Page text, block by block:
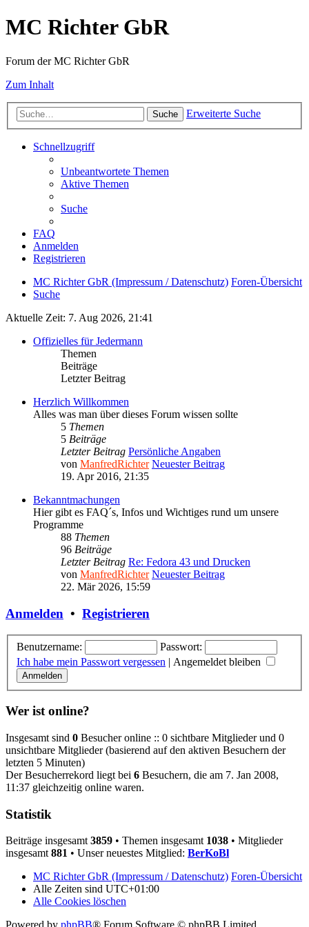
MC Richter GbR
Forum der MC Richter GbR
Zum Inhalt
Suche Erweiterte Suche
Schnellzugriff
Unbeantwortete Themen
Aktive Themen
Suche
FAQ
Anmelden
Registrieren
MC Richter GbR (Impressum / Datenschutz) Foren-Übersicht
Suche
Aktuelle Zeit: 7. Aug 2026, 21:41
Offizielles für Jedermann
Themen
Beiträge
Letzter Beitrag
Herzlich Willkommen
Alles was man über dieses Forum wissen sollte
5 Themen
5 Beiträge
Letzter Beitrag Persönliche Angaben
von ManfredRichter Neuester Beitrag
19. Apr 2016, 21:35
Bekanntmachungen
Hier gibt es FAQ´s, Infos und Wichtiges rund um unsere
Programme
88 Themen
96 Beiträge
Letzter Beitrag Re: Fedora 43 und Drucken
von ManfredRichter Neuester Beitrag
22. Mär 2026, 15:59
Anmelden • Registrieren
Benutzername:
Passwort:
Ich habe mein Passwort vergessen | Angemeldet bleiben
Wer ist online?
Insgesamt sind 0 Besucher online :: 0 sichtbare Mitglieder und 0
unsichtbare Mitglieder (basierend auf den aktiven Besuchern der
letzten 5 Minuten)
Der Besucherrekord liegt bei 6 Besuchern, die am 7. Jan 2008,
11:37 gleichzeitig online waren.
Statistik
Beiträge insgesamt 3859 • Themen insgesamt 1038 • Mitglieder
insgesamt 881 • Unser neuestes Mitglied: BerKoBl
MC Richter GbR (Impressum / Datenschutz) Foren-Übersicht
Alle Zeiten sind UTC+01:00
Alle Cookies löschen